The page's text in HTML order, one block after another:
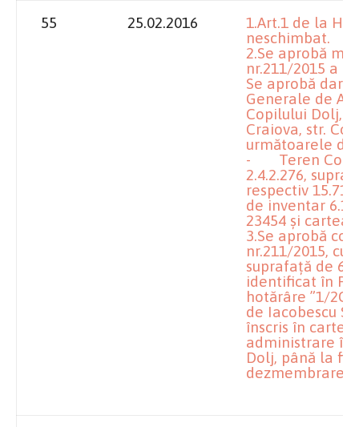
55 25.02.2016
1.Art.1 de la
neschimbat.
2.Se aprobă
nr.211/2015 a
Se aprobă
Generale de
Copilului Dolj,
Craiova, str.
următoarele
- Teren
2.4.2.276,
respectiv
de inventar
23454 și cartea
3.Se aprobă
nr.211/2015,
suprafață de
identificat în
hotărâre ”1/
de Iacobescu
înscris în cartea
administrare în
Dolj, până la
dezmembrare.